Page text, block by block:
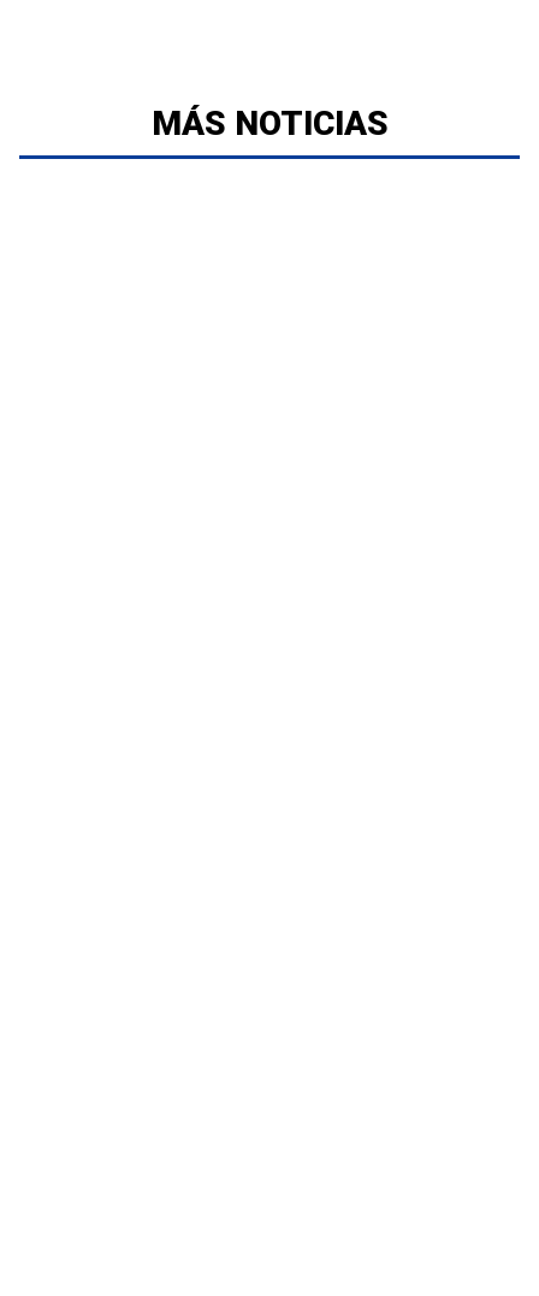
MÁS NOTICIAS